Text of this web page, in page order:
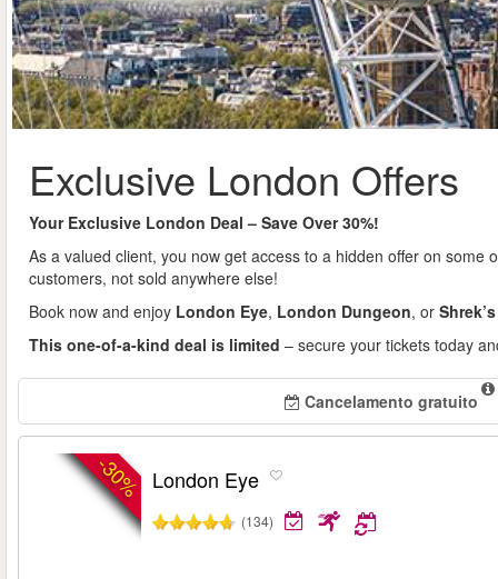
Exclusive London Offers
Your Exclusive London Deal – Save Over 30%!
As a valued client, you now get access to a hidden offer on some
customers, not sold anywhere else!
Book now and enjoy London Eye, London Dungeon, or
This one-of-a-kind deal is limited – secure your tickets today
Cancelamento gratuito
-30% London Eye
(134)